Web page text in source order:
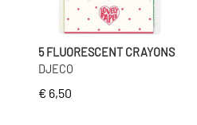
5 FLUORESCENT CRAYONS
DJECO
€ 6,50